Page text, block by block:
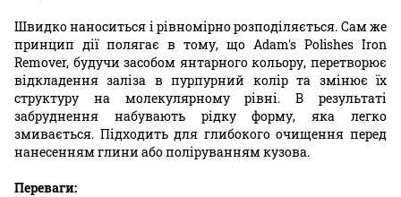
Швидко наноситься і рівномірно розподіляється. Сам же
принцип дії полягає в тому, що Adam's Polishes Iron
Remover, будучи засобом янтарного кольору, перетворює
відкладення заліза в пурпурний колір та змінює їх
структуру на молекулярному рівні. В результаті
забруднення набувають рідку форму, яка легко
змивається. Підходить для глибокого очищення перед
нанесенням глини або поліруванням кузова.
Переваги: